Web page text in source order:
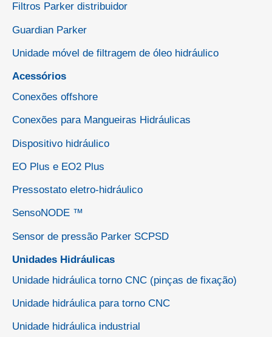
Filtros Parker distribuidor
Guardian Parker
Unidade móvel de filtragem de óleo hidráulico
Acessórios
Conexões offshore
Conexões para Mangueiras Hidráulicas
Dispositivo hidráulico
EO Plus e EO2 Plus
Pressostato eletro-hidráulico
SensoNODE ™
Sensor de pressão Parker SCPSD
Unidades Hidráulicas
Unidade hidráulica torno CNC (pinças de fixação)
Unidade hidráulica para torno CNC
Unidade hidráulica industrial